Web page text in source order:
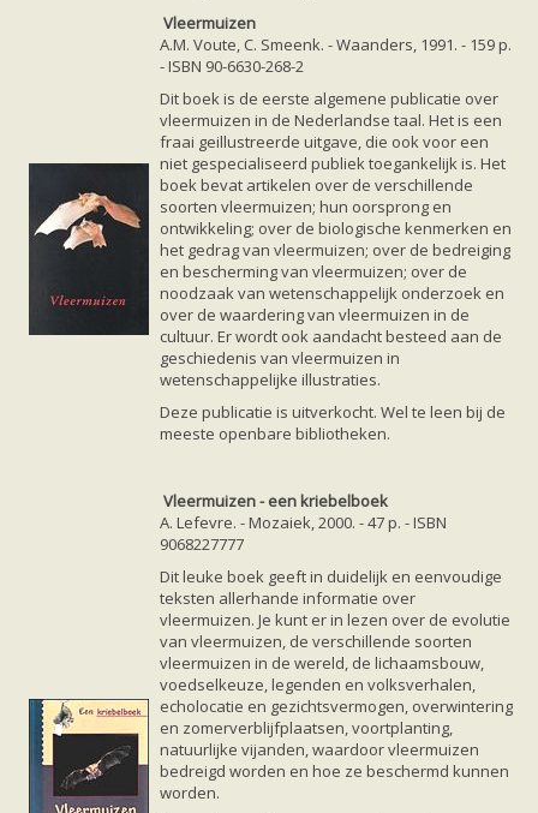
Vleermuizen
A.M. Voute, C. Smeenk. - Waanders, 1991. - 159 p.
- ISBN 90-6630-268-2
Dit boek is de eerste algemene publicatie over
vleermuizen in de Nederlandse taal. Het is een
fraai geillustreerde uitgave, die ook voor een
niet gespecialiseerd publiek toegankelijk is. Het
boek bevat artikelen over de verschillende
soorten vleermuizen; hun oorsprong en
ontwikkeling; over de biologische kenmerken en
het gedrag van vleermuizen; over de bedreiging
en bescherming van vleermuizen; over de
noodzaak van wetenschappelijk onderzoek en
over de waardering van vleermuizen in de
cultuur. Er wordt ook aandacht besteed aan de
geschiedenis van vleermuizen in
wetenschappelijke illustraties.
Deze publicatie is uitverkocht. Wel te leen bij de
meeste openbare bibliotheken.
Vleermuizen - een kriebelboek
A. Lefevre. - Mozaiek, 2000. - 47 p. - ISBN
9068227777
Dit leuke boek geeft in duidelijk en eenvoudige
teksten allerhande informatie over
vleermuizen. Je kunt er in lezen over de evolutie
van vleermuizen, de verschillende soorten
vleermuizen in de wereld, de lichaamsbouw,
voedselkeuze, legenden en volksverhalen,
echolocatie en gezichtsvermogen, overwintering
en zomerverblijfplaatsen, voortplanting,
natuurlijke vijanden, waardoor vleermuizen
bedreigd worden en hoe ze beschermd kunnen
worden.